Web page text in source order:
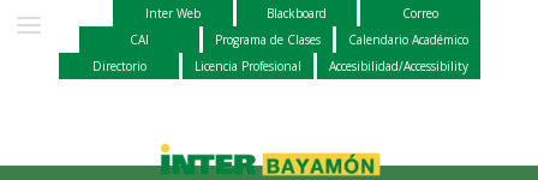
Inter Web Blackboard
Correo
CAI
Programa de Clases
Calendario Académico
Directorio
Licencia Profesional Accesibilidad/Accessibility